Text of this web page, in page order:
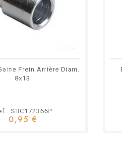
Frein Arrière Diam.
8x13
: SBC172366P
0,95 €